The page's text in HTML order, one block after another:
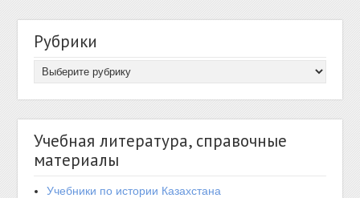
Рубрики
Учебная литература, справочные
материалы
Учебники по истории Казахстана